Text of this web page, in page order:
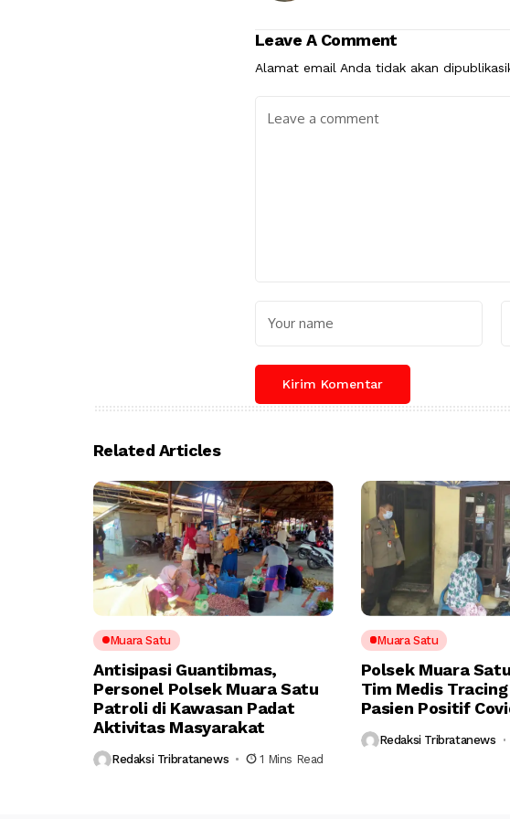
Leave A Comment
Alamat email Anda tidak akan
Related Articles
Muara Satu
Antisipasi Guantibmas,
Personel Polsek Muara Satu
Patroli di Kawasan Padat
Aktivitas Masyarakat
Redaksi Tribratanews 1 Mins Read
Muara Satu
Polsek Muara
Tim Medis
Pasien Positif
Redaksi Tribratanews